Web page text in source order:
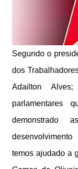
Segundo o
dos
Adailton
parlamentares
demonstrado
temos ajudado a